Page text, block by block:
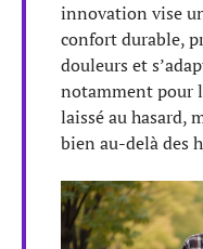
innovation vise
confort durable,
douleurs et
notamment pour
laissé au hasard,
bien au-delà des